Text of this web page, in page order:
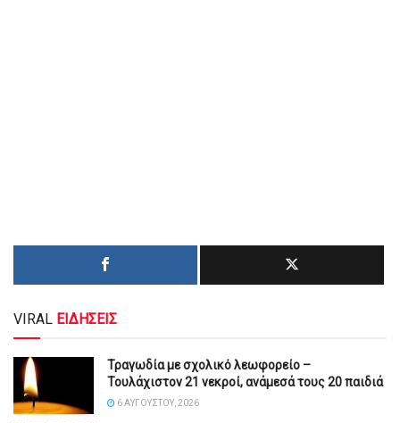
VIRAL ΕΙΔΗΣΕΙΣ
Τραγωδία με σχολικό λεωφορείο –
Τουλάχιστον 21 νεκροί, ανάμεσά τους 20 παιδιά
6 ΑΥΓΟΎΣΤΟΥ, 2026